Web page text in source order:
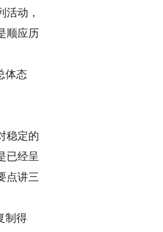
活动，
顺应历
体态
稳定的
已经呈
点讲三
制得